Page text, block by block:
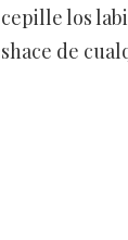
los
de